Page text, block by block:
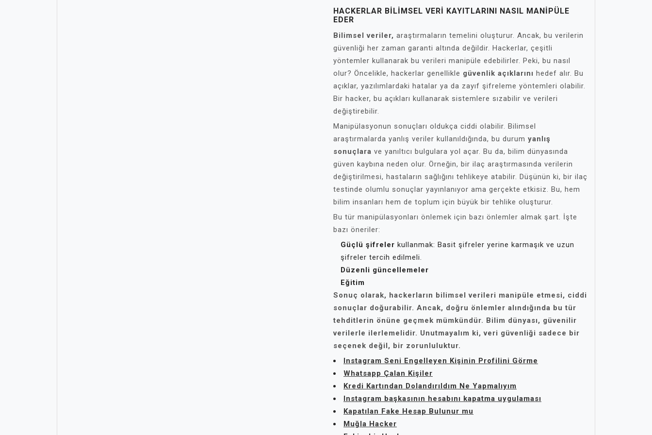
HACKERLAR BILIMSEL VERI KAYITLARINI NASIL MANIPÜLE
EDER
Bilimsel veriler, araştırmaların temelini oluşturur. Ancak, bu verilerin
güvenliği her zaman garanti altında değildir. Hackerlar, çeşitli
yöntemler kullanarak bu verileri manipüle edebilirler. Peki, bu nasıl
olur? Öncelikle, hackerlar genellikle güvenlik açıklarını hedef alır. Bu
açıklar, yazılımlardaki hatalar ya da zayıf şifreleme yöntemleri olabilir.
Bir hacker, bu açıkları kullanarak sistemlere sızabilir ve verileri
değiştirebilir.
Manipülasyonun sonuçları oldukça ciddi olabilir. Bilimsel
araştırmalarda yanlış veriler kullanıldığında, bu durum yanlış
sonuçlara ve yanıltıcı bulgulara yol açar. Bu da, bilim dünyasında
güven kaybına neden olur. Örneğin, bir ilaç araştırmasında verilerin
değiştirilmesi, hastaların sağlığını tehlikeye atabilir. Düşünün ki, bir ilaç
testinde olumlu sonuçlar yayınlanıyor ama gerçekte etkisiz. Bu, hem
bilim insanları hem de toplum için büyük bir tehlike oluşturur.
Bu tür manipülasyonları önlemek için bazı önlemler almak şart. İşte
bazı öneriler:
Güçlü şifreler kullanmak: Basit şifreler yerine karmaşık ve uzun
şifreler tercih edilmeli.
Düzenli güncellemeler
Eğitim
Sonuç olarak, hackerların bilimsel verileri manipüle etmesi, ciddi
sonuçlar doğurabilir. Ancak, doğru önlemler alındığında bu tür
tehditlerin önüne geçmek mümkündür. Bilim dünyası, güvenilir
verilerle ilerlemelidir. Unutmayalım ki,veri güvenliği sadece bir
seçenek değil, bir zorunluluktur.
Instagram Seni Engelleyen Kişinin Profilini Görme
Whatsapp Çalan Kişiler
Kredi Kartından Dolandırıldım Ne Yapmalıyım
Instagram başkasının hesabını kapatma uygulaması
Kapatılan Fake Hesap Bulunur mu
Muğla Hacker